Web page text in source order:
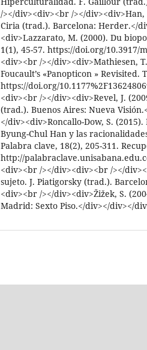
/></div><div><br /></
Ciria (trad.). Barcelona: Herder.</
<div>Lazzarato, M. (2000). Du
1(1), 45-57. https://doi.org/10.3917/
<div><br /></div><div>Mathiesen,
Foucault’s «Panopticon »
https://doi.org/
<div><br /></div><div>Revel, J.
(trad.). Buenos Aires: Nueva
</div><div>Roncallo-Dow, S.
Byung-Chul Han y las
Palabra clave, 18(2), 205-311.
http://
<div><br /></div><div><br /></
sujeto. J. Piatigorsky (trad.).
<div><br /></div><div>Žižek, S.
Madrid: Sexto Piso.</div></div></